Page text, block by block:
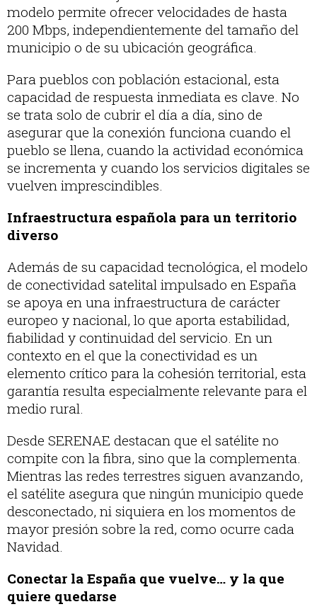
modelo permite ofrecer velocidades de hasta
200 Mbps, independientemente del tamaño del
municipio o de su ubicación geográfica.
Para pueblos con población estacional, esta
capacidad de respuesta inmediata es clave. No
se trata solo de cubrir el día a día, sino de
asegurar que la conexión funciona cuando el
pueblo se llena, cuando la actividad económica
se incrementa y cuando los servicios digitales se
vuelven imprescindibles.
Infraestructura española para un territorio
diverso
Además de su capacidad tecnológica, el modelo
de conectividad satelital impulsado en España
se apoya en una infraestructura de carácter
europeo y nacional, lo que aporta estabilidad,
fiabilidad y continuidad del servicio. En un
contexto en el que la conectividad es un
elemento crítico para la cohesión territorial, esta
garantía resulta especialmente relevante para el
medio rural.
Desde SERENAE destacan que el satélite no
compite con la fibra, sino que la complementa.
Mientras las redes terrestres siguen avanzando,
el satélite asegura que ningún municipio quede
desconectado, ni siquiera en los momentos de
mayor presión sobre la red, como ocurre cada
Navidad.
Conectar la España que vuelve… y la que
quiere quedarse